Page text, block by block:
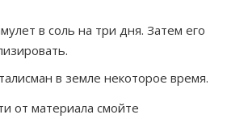
в соль на три дня. Затем его
в земле некоторое время.
от материала смойте